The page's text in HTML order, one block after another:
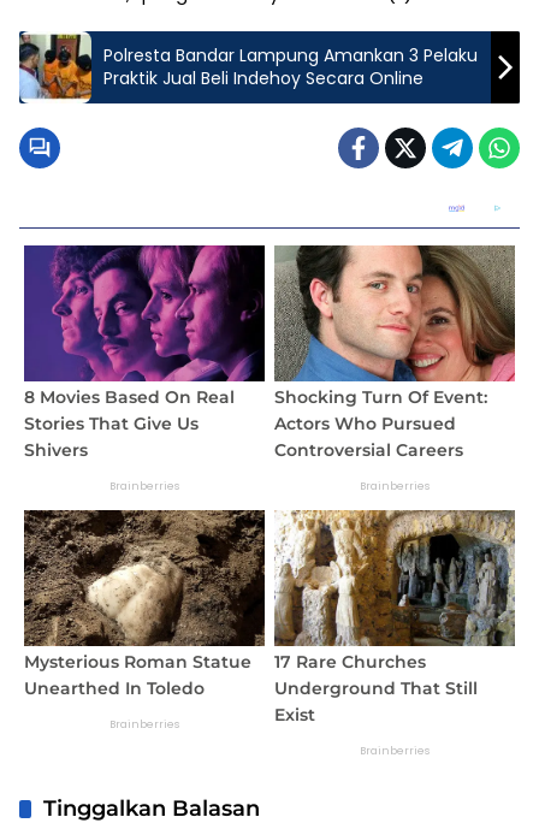
Polresta Bandar Lampung Amankan 3 Pelaku
Praktik Jual Beli Indehoy Secara Online
Tinggalkan Balasan